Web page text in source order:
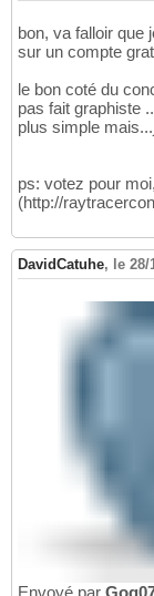
bon, va falloir que
sur un compte
le bon coté du
pas fait graphiste
plus simple
ps: votez pour
(http://
DavidCatuhe, le